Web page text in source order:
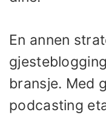
En annen
bransje. Med
podcasting